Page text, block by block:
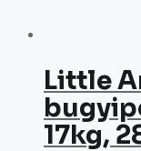
Little
17kg,